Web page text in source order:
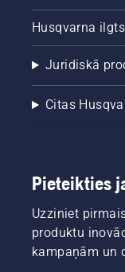
Husqvarna
Juridiskā
Citas
Pieteikties
Uzziniet
produktu
kampaņām un